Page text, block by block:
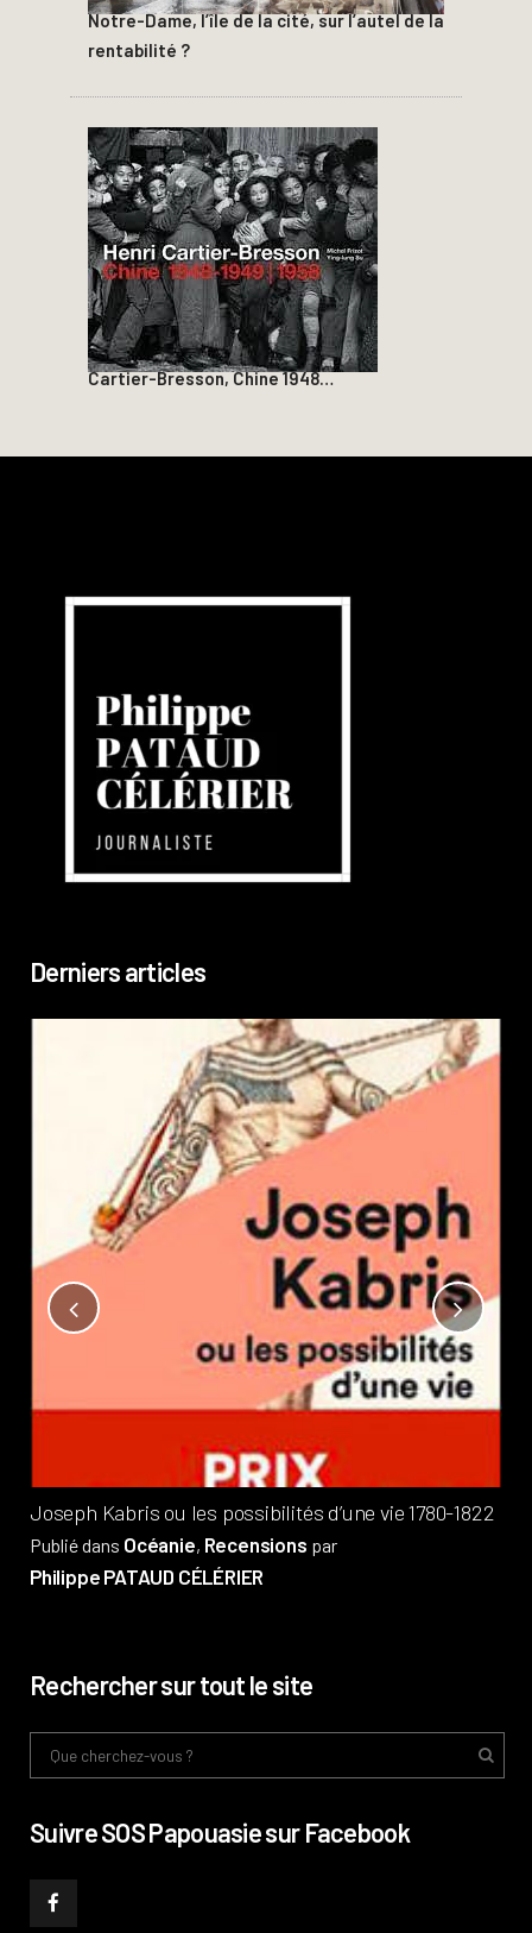
Notre-Dame, l’île de la cité, sur l’autel de la
rentabilité ?
Cartier-Bresson, Chine 1948…
Derniers articles
Joseph Kabris ou les possibilités d’une vie 1780-1822
Publié dans Océanie, Recensions par
Philippe PATAUD CÉLÉRIER
Rechercher sur tout le site
Suivre SOS Papouasie sur Facebook